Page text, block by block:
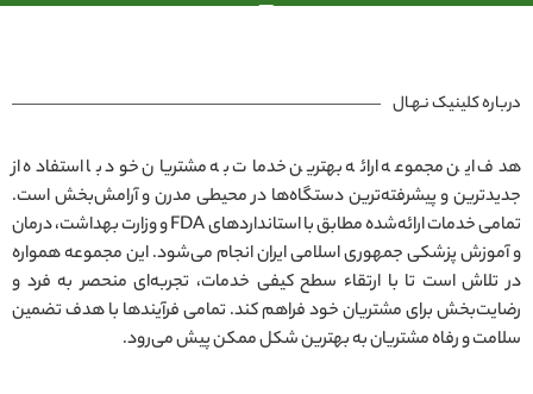
درباره کلینیک نـهـال
هدف این مجموعه ارائه بهترین خدمات به مشتریان خود با استفاده از
جدیدترین و پیشرفته‌ترین دستگاه‌ها در محیطی مدرن و آرامش‌بخش است.
تمامی خدمات ارائه‌شده مطابق با استانداردهای FDA و وزارت بهداشت، درمان
و آموزش پزشکی جمهوری اسلامی ایران انجام می‌شود. این مجموعه همواره
در تلاش است تا با ارتقاء سطح کیفی خدمات، تجربه‌ای منحصر به فرد و
رضایت‌بخش برای مشتریان خود فراهم کند. تمامی فرآیندها با هدف تضمین
سلامت و رفاه مشتریان به بهترین شکل ممکن پیش می‌رود.